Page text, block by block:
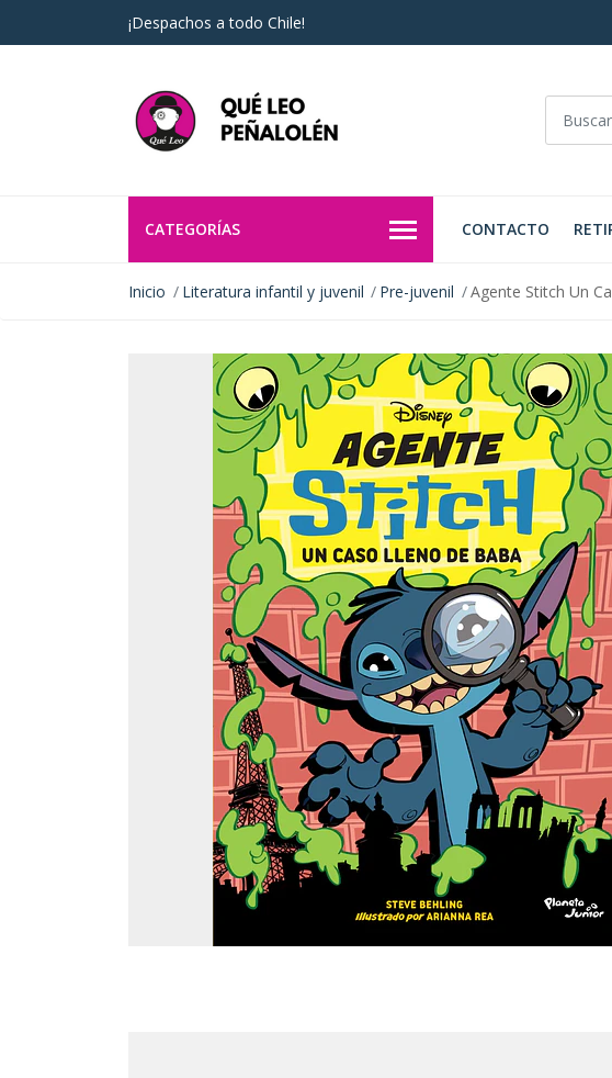
¡Despachos a todo Chile!
CATEGORÍAS CONTACTO
Inicio Literatura infantil y juvenil Pre-juvenil Agente Stitch Un